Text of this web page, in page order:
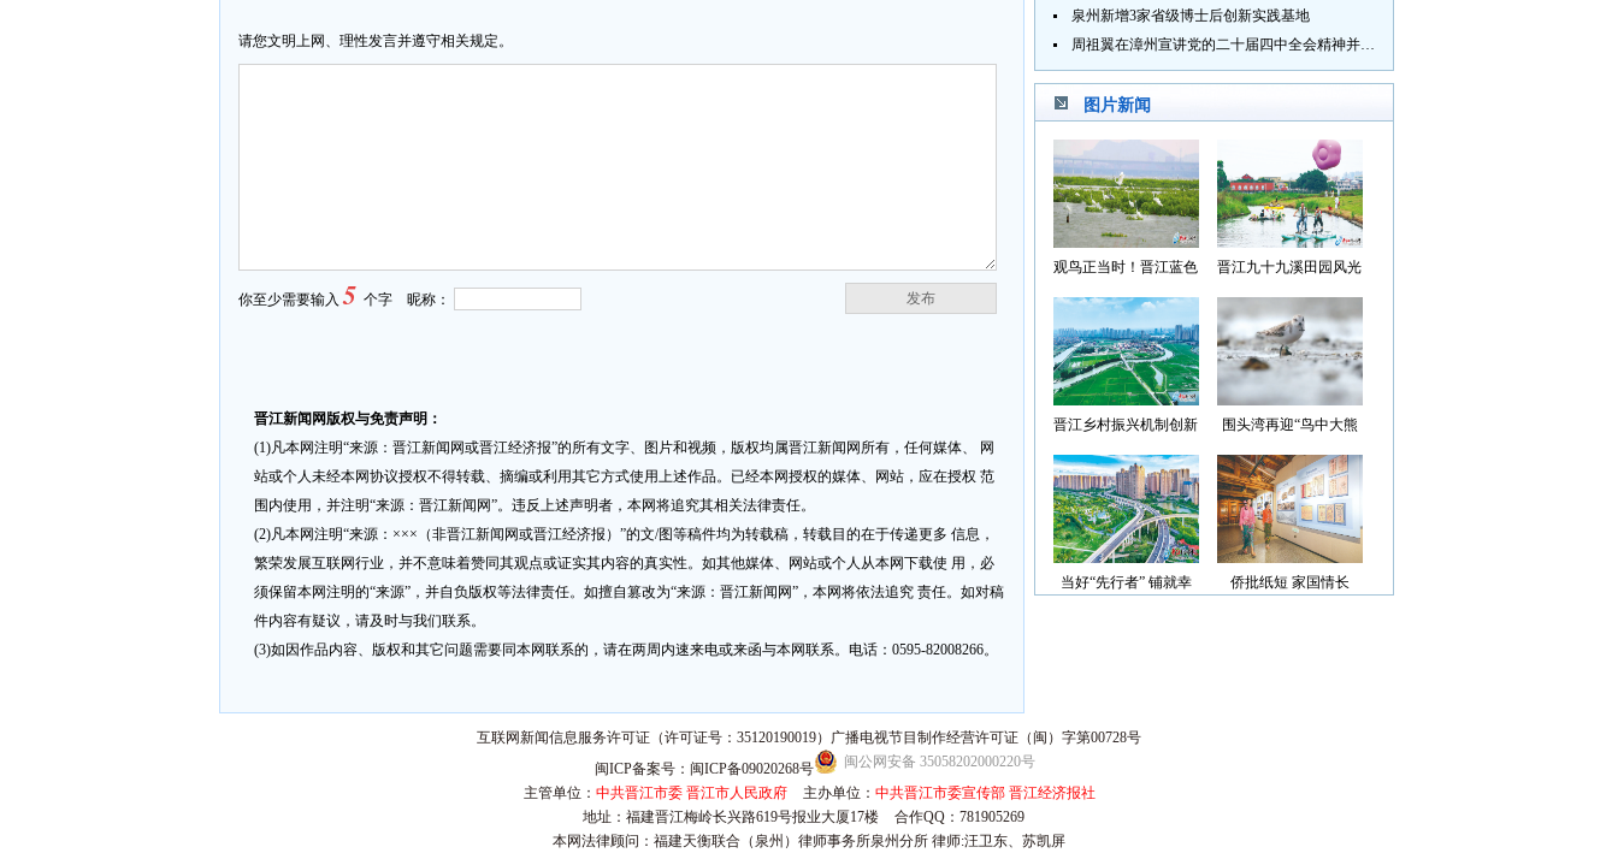
请您文明上网、理性发言并遵守相关规定。
发布
你至少需要输入5 个字 昵称：
晋江新闻网版权与免责声明：
(1)凡本网注明“来源：晋江新闻网或晋江经济报”的所有文字、图片和视频，版权均属晋江新闻网所有，任何媒体、 网
站或个人未经本网协议授权不得转载、摘编或利用其它方式使用上述作品。已经本网授权的媒体、网站，应在授权 范
围内使用，并注明“来源：晋江新闻网”。违反上述声明者，本网将追究其相关法律责任。
(2)凡本网注明“来源：×××（非晋江新闻网或晋江经济报）”的文/图等稿件均为转载稿，转载目的在于传递更多 信息，
繁荣发展互联网行业，并不意味着赞同其观点或证实其内容的真实性。如其他媒体、网站或个人从本网下载使 用，必
须保留本网注明的“来源”，并自负版权等法律责任。如擅自篡改为“来源：晋江新闻网”，本网将依法追究 责任。如对稿
件内容有疑议，请及时与我们联系。
(3)如因作品内容、版权和其它问题需要同本网联系的，请在两周内速来电或来函与本网联系。电话：0595-82008266。
泉州新增3家省级博士后创新实践基地
周祖翼在漳州宣讲党的二十届四中全会精神并调研
图片新闻
观鸟正当时！晋江蓝色
晋江九十九溪田园风光
光”首批认定名单
晋江乡村振兴机制创新
围头湾再迎“鸟中大熊
当好“先行者” 铺就幸
侨批纸短 家国情长
互联网新闻信息服务许可证（许可证号：35120190019）广播电视节目制作经营许可证（闽）字第00728号
闽ICP备案号：闽ICP备09020268号
闽公网安备 35058202000220号
主管单位： 中共晋江市委 晋江市人民政府 主办单位： 中共晋江市委宣传部 晋江经济报社
地址：福建晋江梅岭长兴路619号报业大厦17楼
合作QQ：781905269
本网法律顾问：福建天衡联合（泉州）律师事务所泉州分所 律师:汪卫东、苏凯屏